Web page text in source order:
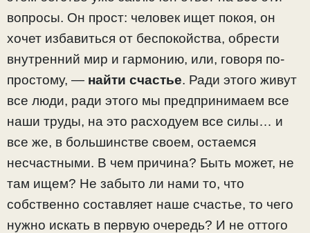
вопросы. Он прост: человек ищет покоя, он
хочет избавиться от беспокойства, обрести
внутренний мир и гармонию, или, говоря по-
простому, — найти счастье. Ради этого живут
все люди, ради этого мы предпринимаем все
наши труды, на это расходуем все силы… и
все же, в большинстве своем, остаемся
несчастными. В чем причина? Быть может, не
там ищем? Не забыто ли нами то, что
собственно составляет наше счастье, то чего
нужно искать в первую очередь? И не оттого